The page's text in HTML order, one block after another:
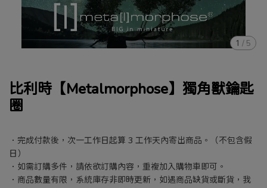
1 / 5
比利時【Metalmorphose】獨角獸鑰匙
圈
．完成付款後，次一工作日起算 3 工作天內寄出商品。（不包含假
日）
．如需訂購多件，請依欲訂購內容，重複加入購物車即可。
．商品數量有限，系統庫存非即時更新，如遇商品缺貨或斷貨，我